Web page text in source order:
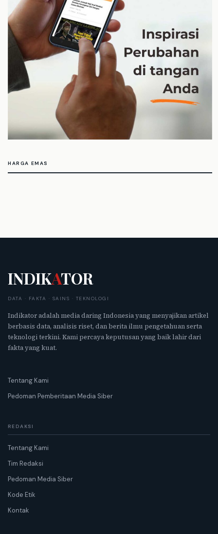
HARGA EMAS
INDIKATOR
DATA · FAKTA · SAINS · TEKNOLOGI
Indikator adalah media daring Indonesia yang menyajikan artikel
berbasis data, analisis riset, dan berita ilmu pengetahuan serta
teknologi terkini. Kami percaya keputusan yang baik lahir dari
fakta yang kuat.
Tentang Kami
Pedoman Pemberitaan Media Siber
REDAKSI
Tentang Kami
Tim Redaksi
Pedoman Media Siber
Kode Etik
Kontak